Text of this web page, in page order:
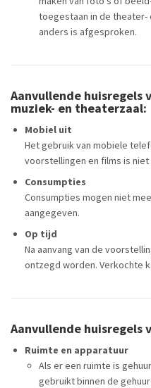
toegestaan in de theater-
anders is afgesproken.
Aanvullende huisregels
muziek- en theaterzaal:
Mobiel uit
Het gebruik van mobiele
voorstellingen en films is
Consumpties
Consumpties mogen niet
aangegeven.
Op tijd
Na aanvang van de
ontzegd worden. Verkochte
Aanvullende huisregels
Ruimte en apparatuur
Als er een ruimte is
gebruikt binnen de